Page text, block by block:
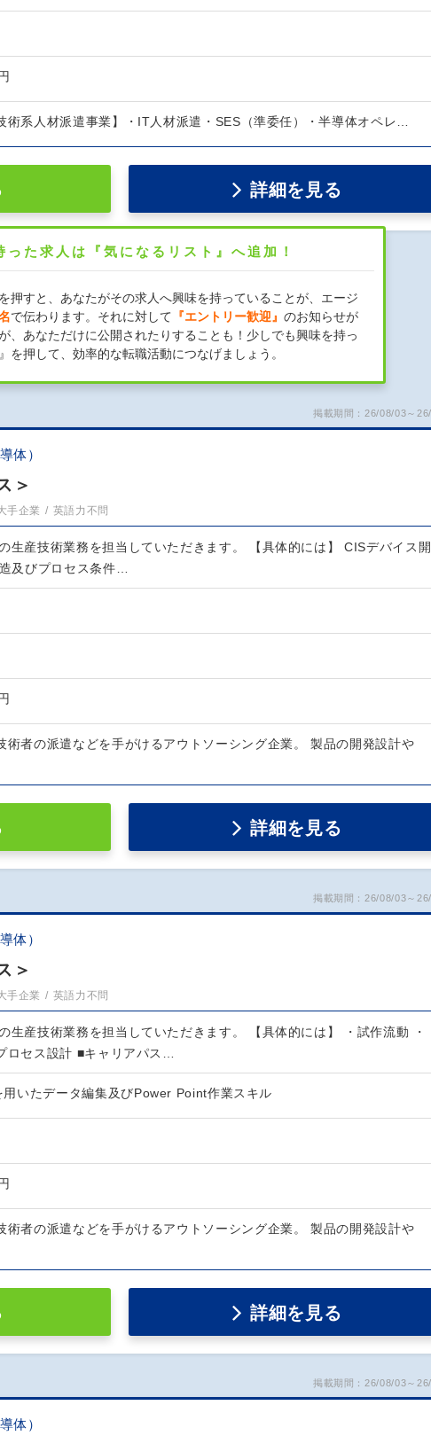
術系人材派遣事業】・IT人材派遣・SES（準委任）・半導体オペレ…
詳細を見る
った求人は『気になるリスト』へ追加！
押すと、あなたがその求人へ興味を持っていることが、エージ
で伝わります。それに対して 『エントリー歓迎』 のお知らせが
、あなただけに公開されたりすることも！少しでも興味を持っ
押して、効率的な転職活動につなげましょう。
掲載期間：26/08/03～
体）
＞
手企業 英語力不問
生産技術業務を担当していただきます。 【具体的には】 CISデバイス開
及びプロセス条件…
術者の派遣などを手がけるアウトソーシング企業。 製品の開発設計や
詳細を見る
掲載期間：26/08/03～
体）
＞
手企業 英語力不問
生産技術業務を担当していただきます。 【具体的には】 ・試作流動 ・
ロセス設計 ■キャリアパス…
用いたデータ編集及びPower Point作業スキル
術者の派遣などを手がけるアウトソーシング企業。 製品の開発設計や
詳細を見る
掲載期間：26/08/03～
体）